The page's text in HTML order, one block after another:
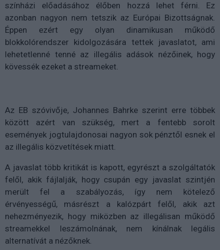
színházi előadásához élőben hozzá lehet férni. Ez
azonban nagyon nem tetszik az Európai Bizottságnak.
Éppen ezért egy olyan dinamikusan működő
blokkolórendszer kidolgozására tettek javaslatot, ami
lehetetlenné tenné az illegális adások nézőinek, hogy
kövessék ezeket a streameket.
Az EB szóvivője, Johannes Bahrke szerint erre többek
között azért van szükség, mert a fentebb sorolt
események jogtulajdonosai nagyon sok pénztől esnek el
az illegális közvetítések miatt.
A javaslat több kritikát is kapott, egyrészt a szolgáltatók
felől, akik fájlalják, hogy csupán egy javaslat szintjén
merült fel a szabályozás, így nem kötelező
érvényességű, másrészt a kalózpárt felől, akik azt
nehezményezik, hogy miközben az illegálisan működő
streamekkel leszámolnának, nem kínálnak legális
alternatívát a nézőknek.